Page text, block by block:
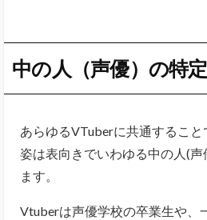
中の人（声優）の特
あらゆるVTuberに共通するこ
姿は表向きでいわゆる中の人(
ます。
Vtuberは声優学校の卒業生や、